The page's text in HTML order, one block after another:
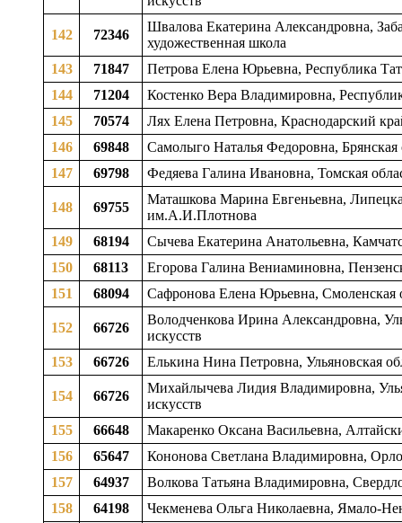
142 72346
Швалова Екатерина Александровна,
художественная школа
143
71847
Петрова Елена Юрьевна, Республика
144
71204
Костенко Вера Владимировна,
145
70574
Лях Елена Петровна, Краснодарский
146
69848
Самолыго Наталья Федоровна,
147
69798 Федяева Галина Ивановна, Томская
148 69755
Маташкова Марина Евгеньевна,
им.А.И.Плотнова
149
68194
Сычева Екатерина Анатольевна,
150
68113
Егорова Галина Вениаминовна,
151
68094 Сафронова Елена Юрьевна, Смоленская
152 66726
Володченкова Ирина Александровна,
искусств
153
66726 Елькина Нина Петровна, Ульяновская
154 66726
Михайлычева Лидия Владимировна,
искусств
155
66648
Макаренко Оксана Васильевна,
156
65647
Кононова Светлана Владимировна,
157
64937
Волкова Татьяна Владимировна,
158
64198
Чекменева Ольга Николаевна, Ямало-